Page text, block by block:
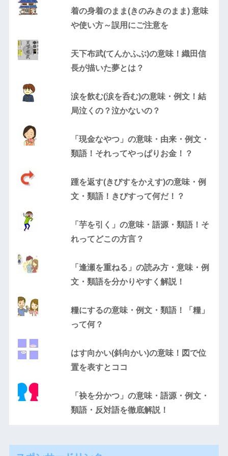
着の身着のまま(きのみきのまま) 意味
や使い方～誤用にご注意を
天下布武(てんかふぶ)の意味！織田信
長が描いた夢とは？
涙を飲む(涙を呑む)の意味・例文！結
局泣くの？泣かないの？
「現金なやつ」の意味・由来・例文・
類語！それってやっぱりお金！？
踵を返す(きびすをかえす)の意味・例
文・類語！きびすって何だ！？
「芋を引く」の意味・語源・類語！そ
れってどこの方言？
「逢瀬を重ねる」の読み方・意味・例
文・類語を分かりやすく解説！
糧にするの意味・例文・類語！「糧」
って何？
はす向かい(斜向かい)の意味！図で位
置を表すとココ
「袂を分かつ」の意味・語源・例文・
類語・反対語を徹底解説！